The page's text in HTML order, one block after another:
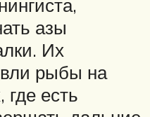
азы
Их
рыбы на
есть